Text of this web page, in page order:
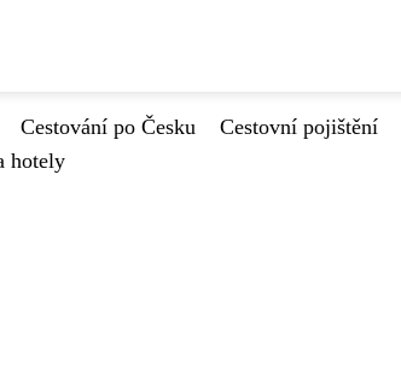
Cestování po Česku Cestovní pojištění
hotely